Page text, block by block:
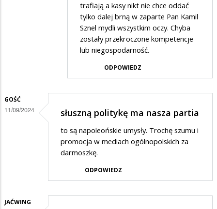
trafiają a kasy nikt nie chce oddać
tylko dalej brną w zaparte Pan Kamil
Sznel mydli wszystkim oczy. Chyba
zostały przekroczone kompetencje
lub niegospodarność.
ODPOWIEDZ
GOŚĆ
11/09/2024 słuszną politykę ma nasza partia
to są napoleońskie umysły. Trochę szumu i
promocja w mediach ogólnopolskich za
darmoszkę.
ODPOWIEDZ
JAĆWING